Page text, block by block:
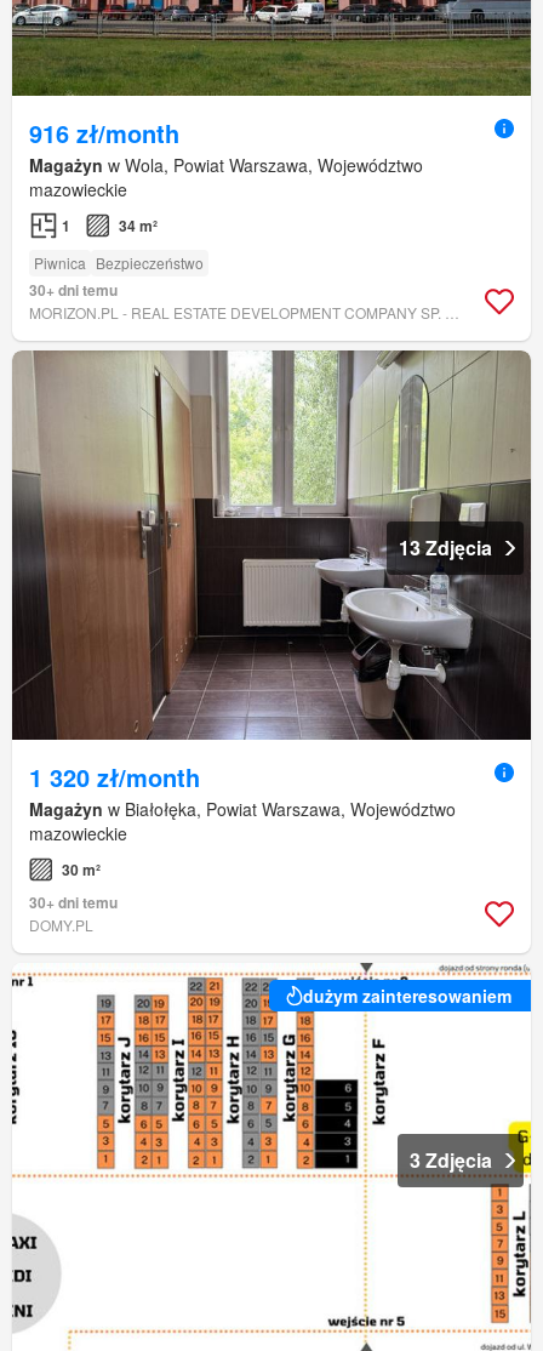
916 zł/month
Magażyn w Wola, Powiat Warszawa, Województwo
mazowieckie
1 34 m²
Piwnica Bezpieczeństwo
30+ dni temu
13 Zdjęcia
1 320 zł/month
Magażyn w Białołęka, Powiat Warszawa, Województwo
mazowieckie
30 m²
30+ dni temu
DOMY.PL
dużym zainteresowaniem
3 Zdjęcia